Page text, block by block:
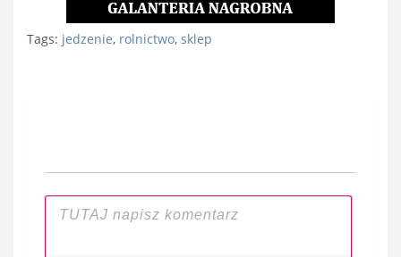
Tags: jedzenie, rolnictwo, sklep